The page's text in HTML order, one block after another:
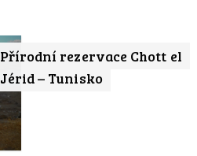
Přírodní rezervace Chott el
Jérid – Tunisko